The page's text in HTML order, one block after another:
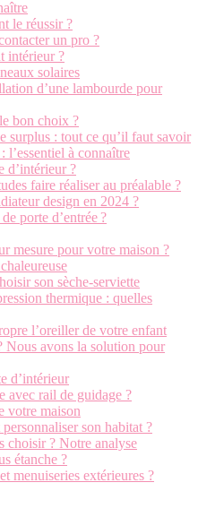
le réussir ?
un pro ?
intérieur ?
solaires
d’une lambourde pour
bon choix ?
surplus : tout ce qu’il faut savoir
l’essentiel à connaître
d’intérieur ?
faire réaliser au préalable ?
design en 2024 ?
porte d’entrée ?
mesure pour votre maison ?
son sèche-serviette
thermique : quelles
l’oreiller de votre enfant
Nous avons la solution pour
d’intérieur
avec rail de guidage ?
votre maison
son habitat ?
choisir ? Notre analyse
étanche ?
menuiseries extérieures ?